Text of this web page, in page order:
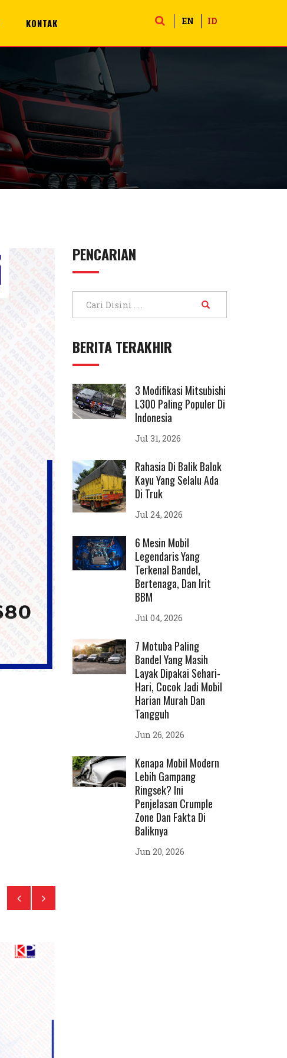
KONTAK EN ID
PENCARIAN
BERITA TERAKHIR
3 Modifikasi Mitsubishi
L300 Paling Populer Di
Indonesia
Jul 31, 2026
Rahasia Di Balik Balok
Kayu Yang Selalu Ada
Di Truk
Jul 24, 2026
6 Mesin Mobil
Legendaris Yang
Terkenal Bandel,
Bertenaga, Dan Irit
BBM
Jul 04, 2026
7 Motuba Paling
Bandel Yang Masih
Layak Dipakai Sehari-
Hari, Cocok Jadi Mobil
Harian Murah Dan
Tangguh
Jun 26, 2026
Kenapa Mobil Modern
Lebih Gampang
Ringsek? Ini
Penjelasan Crumple
Zone Dan Fakta Di
Baliknya
Jun 20, 2026